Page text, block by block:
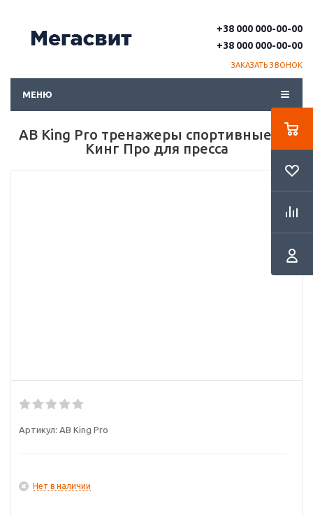
+38 000 000-00-00
+38 000 000-00-00
ЗАКАЗАТЬ ЗВОНОК
МЕНЮ
AB King Pro тренажеры спортивные АБ
Кинг Про для пресса
Артикул: AB King Pro
Нет в наличии